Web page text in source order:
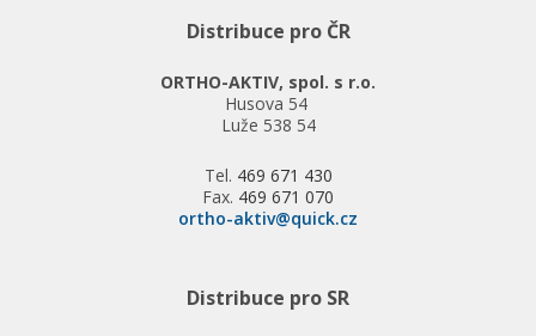
Distribuce pro ČR
ORTHO-AKTIV, spol. s r.o.
Husova 54
Luže 538 54
Tel. 469 671 430
Fax. 469 671 070
ortho-aktiv@quick.cz
Distribuce pro SR